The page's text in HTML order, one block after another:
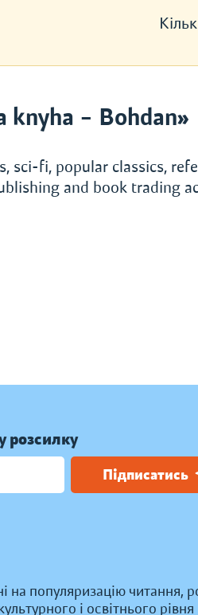
knyha – Bohdan»
fi, popular classics,
and book trading
розсилку
Підписатись
на популяризацію читання,
і освітнього рівня